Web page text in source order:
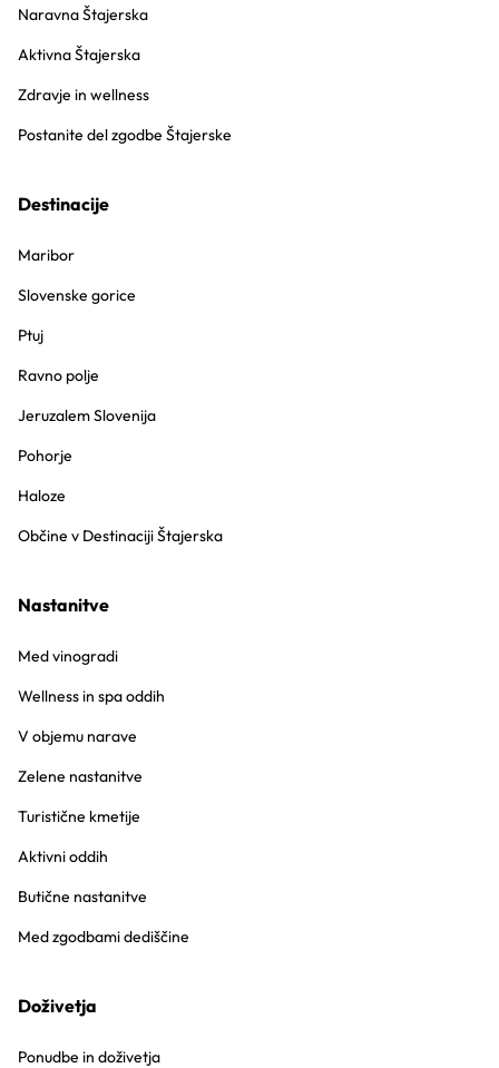
Naravna Štajerska
Aktivna Štajerska
Zdravje in wellness
Postanite del zgodbe Štajerske
Destinacije
Maribor
Slovenske gorice
Ptuj
Ravno polje
Jeruzalem Slovenija
Pohorje
Haloze
Občine v Destinaciji Štajerska
Nastanitve
Med vinogradi
Wellness in spa oddih
V objemu narave
Zelene nastanitve
Turistične kmetije
Aktivni oddih
Butične nastanitve
Med zgodbami dediščine
Doživetja
Ponudbe in doživetja